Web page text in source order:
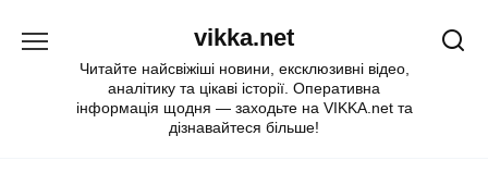
vikka.net
Читайте найсвіжіші новини, ексклюзивні відео,
аналітику та цікаві історії. Оперативна
інформація щодня — заходьте на VIKKA.net та
дізнавайтеся більше!